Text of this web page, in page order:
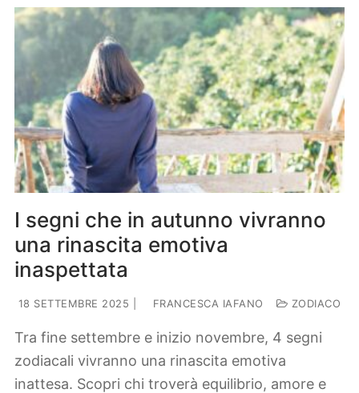
I segni che in autunno vivranno
una rinascita emotiva
inaspettata
18 SETTEMBRE 2025 FRANCESCA IAFANO ZODIACO
Tra fine settembre e inizio novembre, 4 segni
zodiacali vivranno una rinascita emotiva
inattesa. Scopri chi troverà equilibrio, amore e